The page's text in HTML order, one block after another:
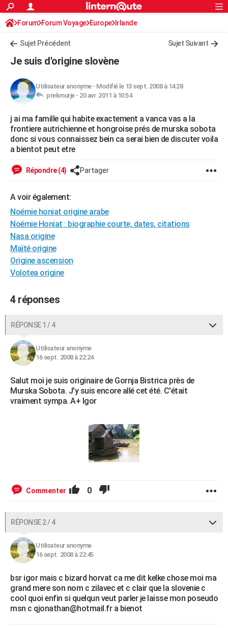
ACTUALITÉS
Politique
Société
Faits Divers
Education
Monde
Villes
+
Retraite
Impôts
Epargne
Immobilier
Risques naturels par ville
Banque
Assurance
Crédit
AUTO
HIGH-TECH
Mobiles
Meilleur smartphone
Internet
Ordinateurs
Jeux vidéo
Guide high-tech
+BRICOLAGE
Forum
Aménagement intérieur
Extérieur
Cuisine
Salle de bains
Jardinage
Rangement
Guides de France
Escapades
Patrimoine
Expositions
Musées
Week-end nature
Art de vivre
Bien-être
Loisirs
Mode
Modes de vie
SANTE
Alimentation
Guide de la santé
Maladies
Médicaments
Sommeil
VOYAGE
Destinations
City break
Voyage nature
Voyage de noces
Forum
Climat
+PHOTO
GUIDES D'ACHAT
CARTE DE VOEUX
Carte de Noël
Carte Bonne année
Carte Saint-Valentin
Carte Pâques
Carte d'anniversaire
DICTIONNAIRE
Dictionnaire
Biographies
Citations
Expressions
Proverbes
PROGRAMME TV
COPAINS D'AVANT
S'inscrire
Se connecter
Lycées
Collèges
Primaires
Universités
Entreprises
Service militaire
Avis de recherche
AVIS DE DÉCÈS
FORUM
S'inscrire
Connexion
Forum Forum Voyage Europe Irlande
Sujet Précédent Sujet Suivant
Je suis d'origine slovène
Utilisateur anonyme- Modifié le 13 sept. 2008 à 14:28
prekmurje - 20 avr. 2011 à 10:54
j ai ma famille qui habite exactement a vanca vas a la
frontiere autrichienne et hongroise prés de murska sobota
donc si vous connaissez bein ca serai bien de discuter voila
a bientot peut etre
Répondre (4) Partager
A voir également:
Noémie honiat origine arabe
Noémie Honiat : biographie courte, dates, citations
Nasa origine
Maïté origine
Origine ascension
Volotea origine
4 réponses
RÉPONSE 1 / 4
Utilisateur anonyme
16 sept. 2008 à 22:24
Salut moi je suis originaire de Gornja Bistrica près de
Murska Sobota. J'y suis encore allé cet été. C'était
vraiment sympa. A+ Igor
Commenter 0
RÉPONSE 2 / 4
Utilisateur anonyme
16 sept. 2008 à 22:45
bsr igor mais c bizard horvat ca me dit kelke chose moi ma
grand mere son nom c zilavec et c clair que la slovenie c
cool quoi enfin si quelqun veut parler je laisse mon poseudo
msn c qjonathan@hotmail.fr a bienot